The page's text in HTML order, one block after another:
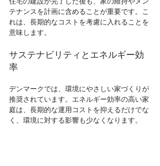
テナンスを計画に含めることが重要です。こ
れは、長期的なコストを考慮に入れることを
意味します。
サステナビリティとエネルギー効
率
デンマークでは、環境にやさしい家づくりが
推奨されています。エネルギー効率の高い家
庭は、長期的な運用コストを抑えるだけでな
く、環境に対する影響も少なくなります。